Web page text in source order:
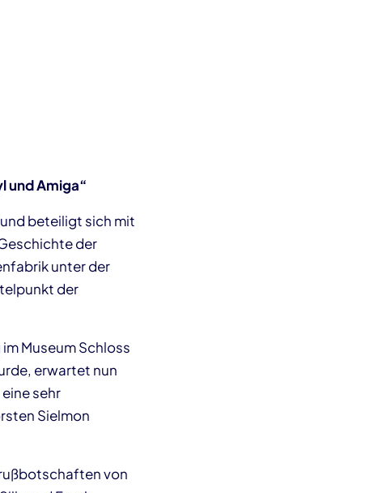
und Amiga“
beteiligt sich mit
der
unter der
der
Museum Schloss
erwartet nun
sehr
Sielmon
von